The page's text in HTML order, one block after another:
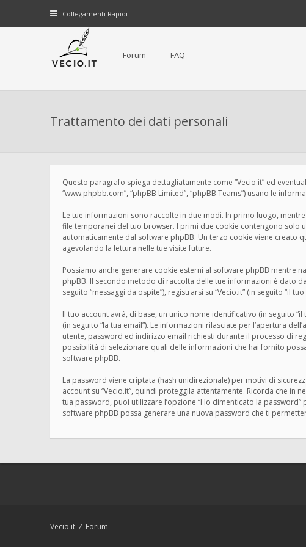
Collegamenti Rapidi
Forum FAQ
Trattamento dei dati personali
Questo paragrafo spiega dettagliatamente come “Vecio.it” ed
“www.phpbb.com”, “phpBB Limited”, “phpBB Teams”) usano le
Le tue informazioni sono raccolte in due modi. In primo luogo,
file temporanei del tuo browser. I primi due cookie contengono solo
automaticamente dal software phpBB. Un terzo cookie viene creato
agevolando la lettura nelle tue visite future.
Possiamo anche generare cookie esterni al software phpBB mentre
phpBB. Il secondo metodo di raccolta delle tue informazioni è dato
seguito “messaggi da ospite”), registrarsi su “Vecio.it” (in seguito “il
Il tuo account avrà, di base, un unico nome identificativo (in seguito
(in seguito “la tua email”). Le informazioni rilasciate per l’apertura
utente, password ed indirizzo email richiesti durante il processo di
possibilità di selezionare quali delle informazioni che hai fornito
software phpBB.
La password viene criptata (hash unidirezionale) per motivi di
account su “Vecio.it”, quindi proteggila attentamente. Ricorda che in
tua password, puoi utilizzare l’opzione “Ho dimenticato la
software phpBB possa generare una nuova password che ti
Vecio.it Forum